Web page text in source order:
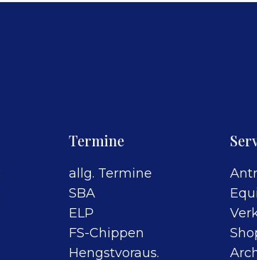
Termine
allg. Termine
SBA
ELP
FS-Chippen
Hengstvoraus.